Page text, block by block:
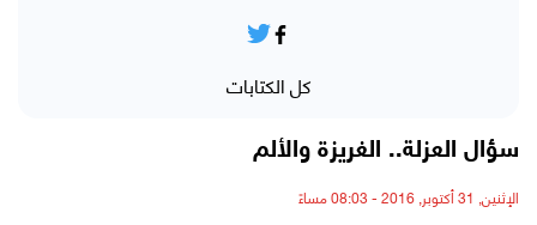
كل الكتابات
سؤال العزلة.. الغريزة والألم
الإثنين, 31 أكتوبر, 2016 - 08:03 مساءً